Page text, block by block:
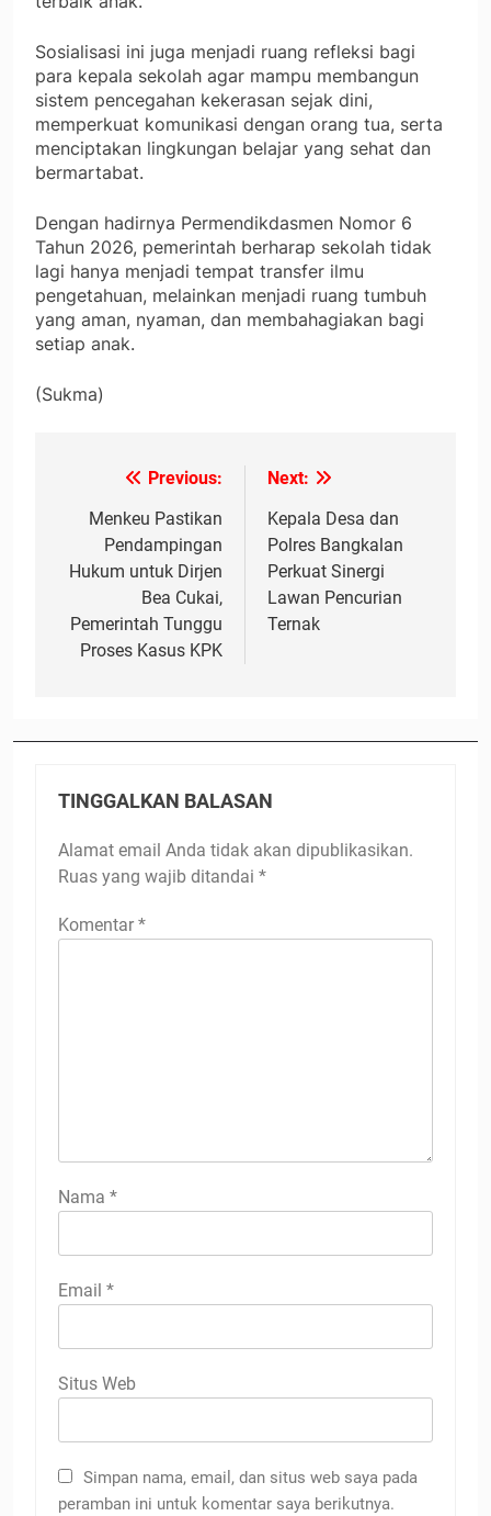
Sosialisasi ini juga menjadi ruang refleksi bagi
para kepala sekolah agar mampu membangun
sistem pencegahan kekerasan sejak dini,
memperkuat komunikasi dengan orang tua, serta
menciptakan lingkungan belajar yang sehat dan
bermartabat.
Dengan hadirnya Permendikdasmen Nomor 6
Tahun 2026, pemerintah berharap sekolah tidak
lagi hanya menjadi tempat transfer ilmu
pengetahuan, melainkan menjadi ruang tumbuh
yang aman, nyaman, dan membahagiakan bagi
setiap anak.
(Sukma)
Navigasi
pos
Previous:
Menkeu Pastikan
Pendampingan
Hukum untuk Dirjen
Bea Cukai,
Pemerintah Tunggu
Proses Kasus KPK
Next:
Kepala Desa dan
Polres Bangkalan
Perkuat Sinergi
Lawan Pencurian
Ternak
TINGGALKAN BALASAN
Alamat email Anda tidak akan dipublikasikan.
Ruas yang wajib ditandai *
Komentar *
Nama *
Email *
Situs Web
Simpan nama, email, dan situs web saya pada
peramban ini untuk komentar saya berikutnya.